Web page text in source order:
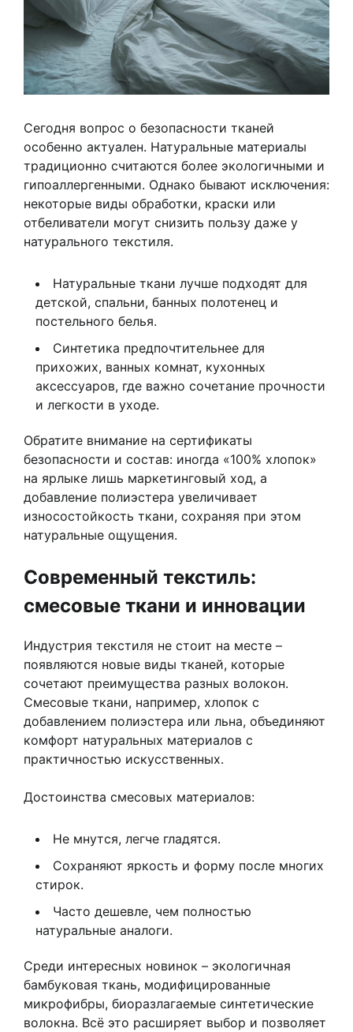
Сегодня вопрос о безопасности тканей
особенно актуален. Натуральные материалы
традиционно считаются более экологичными и
гипоаллергенными. Однако бывают исключения:
некоторые виды обработки, краски или
отбеливатели могут снизить пользу даже у
натурального текстиля.
Натуральные ткани лучше подходят для
детской, спальни, банных полотенец и
постельного белья.
Синтетика предпочтительнее для
прихожих, ванных комнат, кухонных
аксессуаров, где важно сочетание прочности
и легкости в уходе.
Обратите внимание на сертификаты
безопасности и состав: иногда «100% хлопок»
на ярлыке лишь маркетинговый ход, а
добавление полиэстера увеличивает
износостойкость ткани, сохраняя при этом
натуральные ощущения.
Современный текстиль:
смесовые ткани и инновации
Индустрия текстиля не стоит на месте –
появляются новые виды тканей, которые
сочетают преимущества разных волокон.
Смесовые ткани, например, хлопок с
добавлением полиэстера или льна, объединяют
комфорт натуральных материалов с
практичностью искусственных.
Достоинства смесовых материалов:
Не мнутся, легче гладятся.
Сохраняют яркость и форму после многих
стирок.
Часто дешевле, чем полностью
натуральные аналоги.
Среди интересных новинок – экологичная
бамбуковая ткань, модифицированные
микрофибры, биоразлагаемые синтетические
волокна. Всё это расширяет выбор и позволяет